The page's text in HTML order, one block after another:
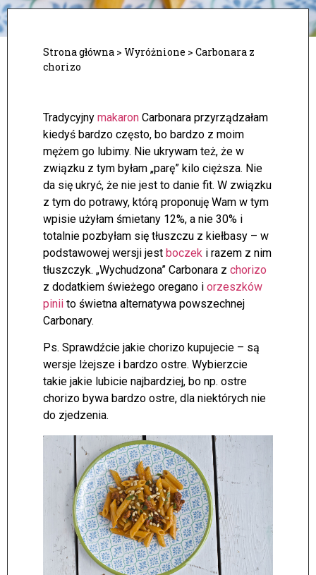
Strona główna > Wyróżnione > Carbonara z
chorizo
Tradycyjny makaron Carbonara przyrządzałam
kiedyś bardzo często, bo bardzo z moim
mężem go lubimy. Nie ukrywam też, że w
związku z tym byłam „parę” kilo cięższa. Nie
da się ukryć, że nie jest to danie fit. W związku
z tym do potrawy, którą proponuję Wam w tym
wpisie użyłam śmietany 12%, a nie 30% i
totalnie pozbyłam się tłuszczu z kiełbasy – w
podstawowej wersji jest boczek i razem z nim
tłuszczyk. „Wychudzona” Carbonara z chorizo
z dodatkiem świeżego oregano i orzeszków
pinii to świetna alternatywa powszechnej
Carbonary.
Ps. Sprawdźcie jakie chorizo kupujecie – są
wersje lżejsze i bardzo ostre. Wybierzcie
takie jakie lubicie najbardziej, bo np. ostre
chorizo bywa bardzo ostre, dla niektórych nie
do zjedzenia.